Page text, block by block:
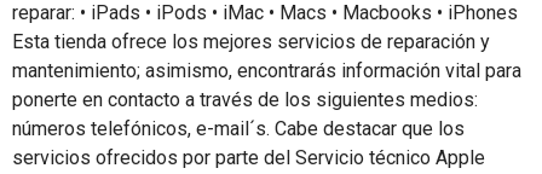
reparar: • iPads • iPods • iMac • Macs • Macbooks • iPhones
Esta tienda ofrece los mejores servicios de reparación y
mantenimiento; asimismo, encontrarás información vital para
ponerte en contacto a través de los siguientes medios:
números telefónicos, e-mail´s. Cabe destacar que los
servicios ofrecidos por parte del Servicio técnico Apple